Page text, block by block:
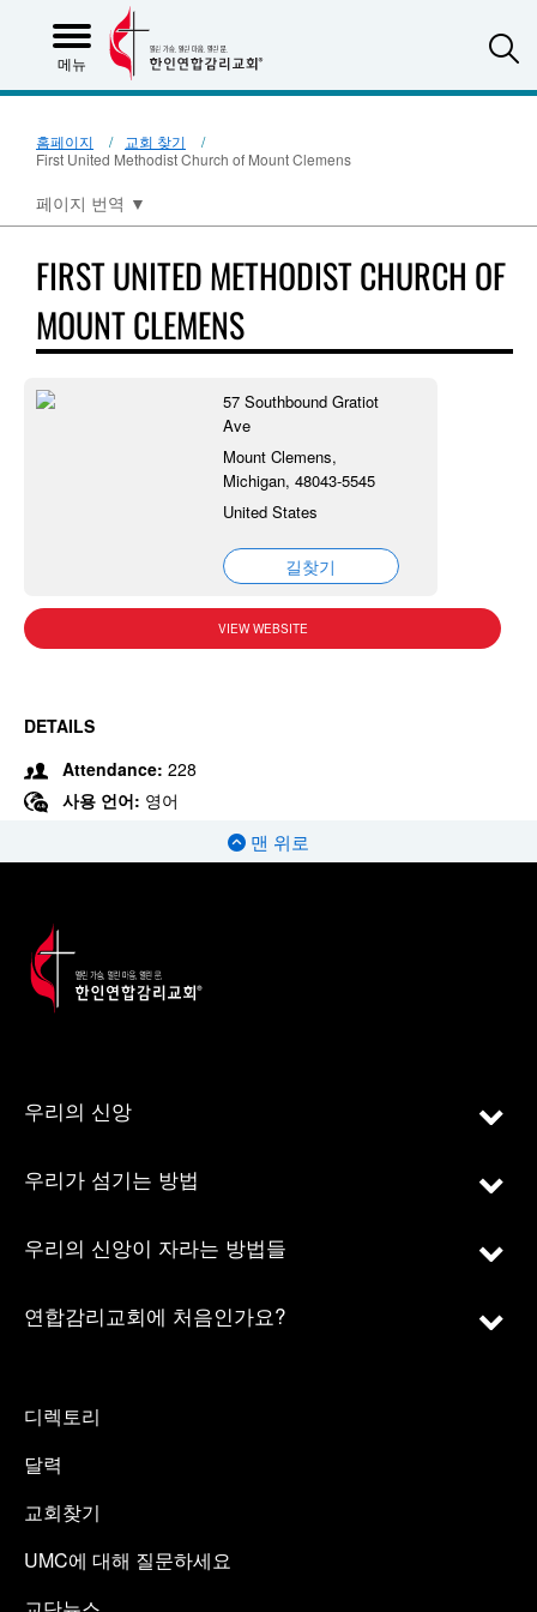
메뉴
홈페이지
교회 찾기
First United Methodist Church of Mount Clemens
페이지 번역 ▼
FIRST UNITED METHODIST CHURCH OF
MOUNT CLEMENS
57 Southbound Gratiot
Ave
Mount Clemens,
Michigan, 48043-5545
United States
길찾기
VIEW WEBSITE
DETAILS
Attendance: 228
사용 언어: 영어
맨 위로
우리의 신앙
우리가 섬기는 방법
우리의 신앙이 자라는 방법들
연합감리교회에 처음인가요?
디렉토리
달력
교회찾기
UMC에 대해 질문하세요